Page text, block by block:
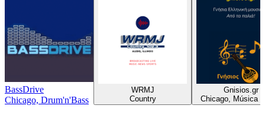
BassDrive
Chicago, Drum'n'Bass
WRMJ
Country
Gnisios.gr
Chicago, Música